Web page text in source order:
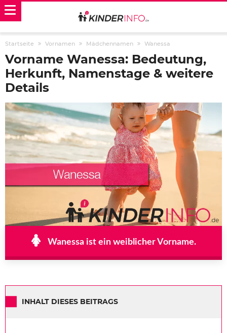
Startseite Vornamen Mädchennamen Wanessa
Vorname Wanessa: Bedeutung,
Herkunft, Namenstage & weitere
Details
Wanessa ist ein weiblicher Vorname.
INHALT DIESES BEITRAGS